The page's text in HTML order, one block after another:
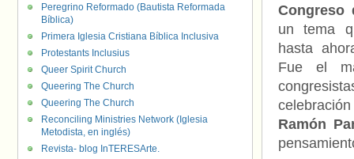
Congreso
un tema
hasta
Fue el
Ramón
Peregrino Reformado (Bautista Reformada
Bíblica)
Primera Iglesia Cristiana Bíblica Inclusiva
Protestants Inclusius
Queer Spirit Church
Queering The Church
Queering The Church
Reconciling Ministries Network (Iglesia
Metodista, en inglés)
Revista- blog InTERESArte.